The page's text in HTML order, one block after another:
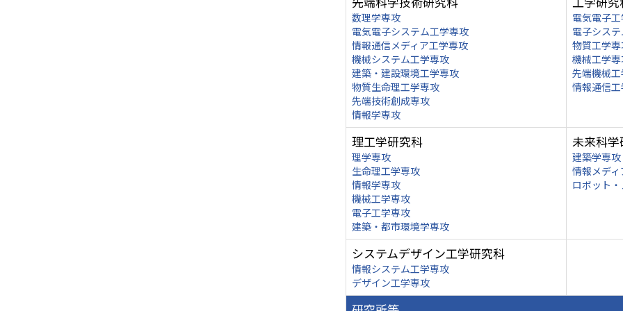
数理学専攻
電気電子システム工学専攻
情報通信メディア工学専攻
機械システム工学専攻
建築・建設環境工学専攻
物質生命理工学専攻
先端技術創成専攻
情報学専攻
電気電子
電子シス
物質工学
機械工学
先端機械
情報通信
理工学研究科
理学専攻
生命理工学専攻
情報学専攻
機械工学専攻
電子工学専攻
建築・都市環境学専攻
未来科
建築学専攻
情報メデ
ロボット
システムデザイン工学研究科
情報システム工学専攻
デザイン工学専攻